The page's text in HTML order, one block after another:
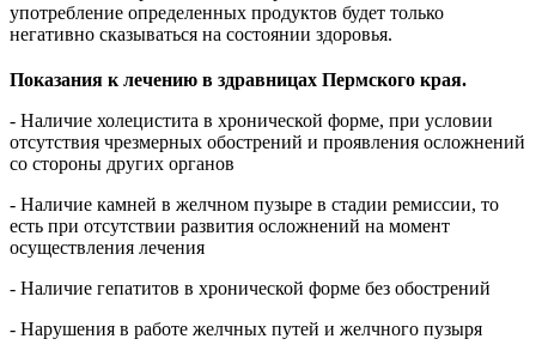
употребление определенных продуктов будет только
негативно сказываться на состоянии здоровья.
Показания к лечению в здравницах Пермского края.
- Наличие холецистита в хронической форме, при условии
отсутствия чрезмерных обострений и проявления осложнений
со стороны других органов
- Наличие камней в желчном пузыре в стадии ремиссии, то
есть при отсутствии развития осложнений на момент
осуществления лечения
- Наличие гепатитов в хронической форме без обострений
- Нарушения в работе желчных путей и желчного пузыря